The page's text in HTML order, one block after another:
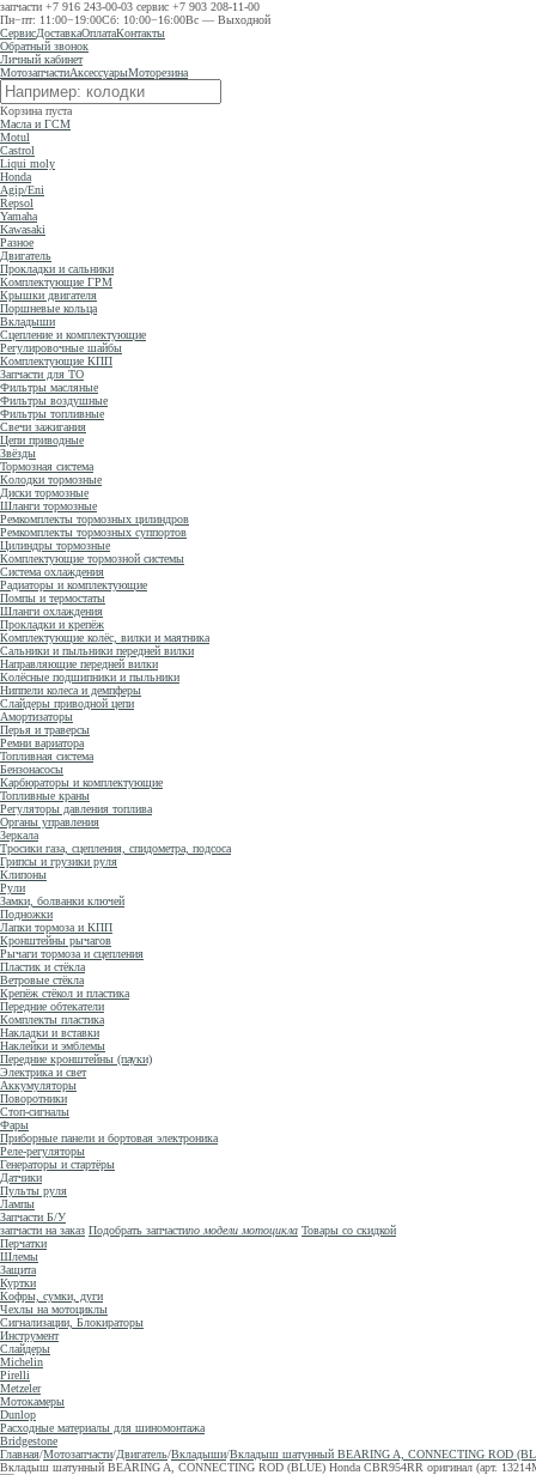
запчасти +7 916 243-00-03 сервис +7 903 208-11-00
Пн−пт: 11:00−19:00Сб: 10:00−16:00Вс — Выходной
СервисДоставкаОплатаКонтакты
Обратный звонок
Личный кабинет
МотозапчастиАксессуарыМоторезина
Корзина пуста
Масла и ГСМ
Motul
Castrol
Liqui moly
Honda
Agip/Eni
Repsol
Yamaha
Kawasaki
Разное
Двигатель
Прокладки и сальники
Комплектующие ГРМ
Крышки двигателя
Поршневые кольца
Вкладыши
Сцепление и комплектующие
Регулировочные шайбы
Комплектующие КПП
Запчасти для ТО
Фильтры масляные
Фильтры воздушные
Фильтры топливные
Свечи зажигания
Цепи приводные
Звёзды
Тормозная система
Колодки тормозные
Диски тормозные
Шланги тормозные
Ремкомплекты тормозных цилиндров
Ремкомплекты тормозных суппортов
Цилиндры тормозные
Комплектующие тормозной системы
Система охлаждения
Радиаторы и комплектующие
Помпы и термостаты
Шланги охлаждения
Прокладки и крепёж
Комплектующие колёс, вилки и маятника
Сальники и пыльники передней вилки
Направляющие передней вилки
Колёсные подшипники и пыльники
Ниппели колеса и демпферы
Слайдеры приводной цепи
Амортизаторы
Перья и траверсы
Ремни вариатора
Топливная система
Бензонасосы
Карбюраторы и комплектующие
Топливные краны
Регуляторы давления топлива
Органы управления
Зеркала
Тросики газа, сцепления, спидометра, подсоса
Грипсы и грузики руля
Клипоны
Рули
Замки, болванки ключей
Подножки
Лапки тормоза и КПП
Кронштейны рычагов
Рычаги тормоза и сцепления
Пластик и стёкла
Ветровые стёкла
Крепёж стёкол и пластика
Передние обтекатели
Комплекты пластика
Накладки и вставки
Наклейки и эмблемы
Передние кронштейны (пауки)
Электрика и свет
Аккумуляторы
Поворотники
Стоп-сигналы
Фары
Приборные панели и бортовая электроника
Реле-регуляторы
Генераторы и стартёры
Датчики
Пульты руля
Лампы
Запчасти Б/У
запчасти на заказ Подобрать запчастипо модели мотоцикла Товары со скидкой
Перчатки
Шлемы
Защита
Куртки
Кофры, сумки, дуги
Чехлы на мотоциклы
Сигнализации, Блокираторы
Инструмент
Слайдеры
Michelin
Pirelli
Metzeler
Мотокамеры
Dunlop
Расходные материалы для шиномонтажа
Bridgestone
Главная/Мотозапчасти/Двигатель/Вкладыши/Вкладыш шатунный BEARING A, CONNECTING ROD
Вкладыш шатунный BEARING A, CONNECTING ROD (BLUE) Honda CBR954RR оригинал (арт.